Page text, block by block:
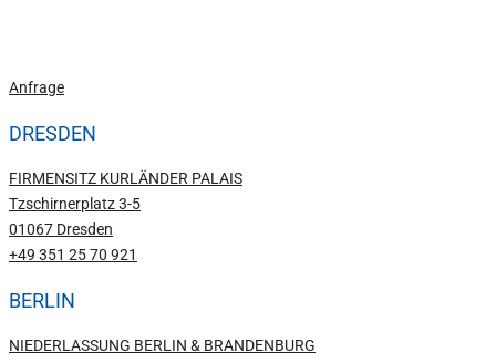
Anfrage
DRESDEN
FIRMENSITZ KURLÄNDER PALAIS
Tzschirnerplatz 3-5
01067 Dresden
+49 351 25 70 921
BERLIN
NIEDERLASSUNG BERLIN & BRANDENBURG